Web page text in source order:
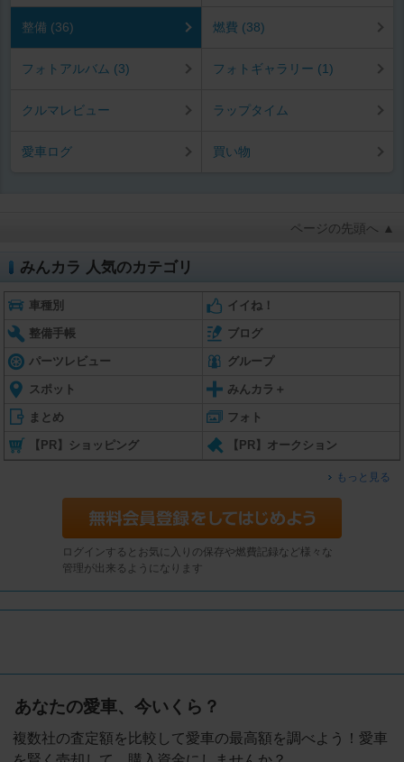
整備 (36) 燃費 (38)
フォトアルバム (3) フォトギャラリー (1)
クルマレビュー ラップタイム
愛車ログ 買い物
ページの先頭へ ▲
みんカラ 人気のカテゴリ
車種別 イイね！
整備手帳 ブログ
パーツレビュー グループ
スポット みんカラ＋
まとめ フォト
【PR】ショッピング 【PR】オークション
もっと見る
ログインするとお気に入りの保存や燃費記録など様々な
管理が出来るようになります
あなたの愛車、今いくら？
複数社の査定額を比較して愛車の最高額を調べよう！愛車